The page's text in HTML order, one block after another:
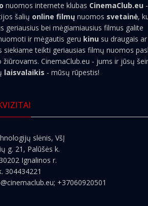
nuomos internete klubas CinemaClub.eu -
šalių online filmų nuomos svetainė,
geriausius bei mėgiamiausius filmus galite
ir mėgautis geru kinu su draugais
siekiame teikti geriausias filmų nuomos
žiūrovams. CinemaClub.eu - jums ir jūsų
laisvalaikis - mūsų rūpestis!
slėnis, VšĮ
g. 21, Palūšės k.
Ignalinos r.
304434221
; +37060920501